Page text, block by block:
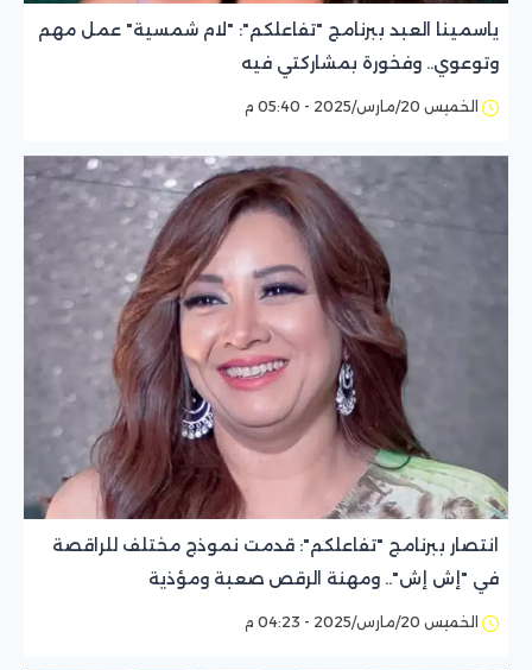
ياسمينا العبد ببرنامج "تفاعلكم": "لام شمسية" عمل مهم
وتوعوي.. وفخورة بمشاركتي فيه
الخميس 20/مارس/2025 - 05:40 م
انتصار ببرنامج "تفاعلكم": قدمت نموذج مختلف للراقصة
في "إش إش".. ومهنة الرقص صعبة ومؤذية
الخميس 20/مارس/2025 - 04:23 م